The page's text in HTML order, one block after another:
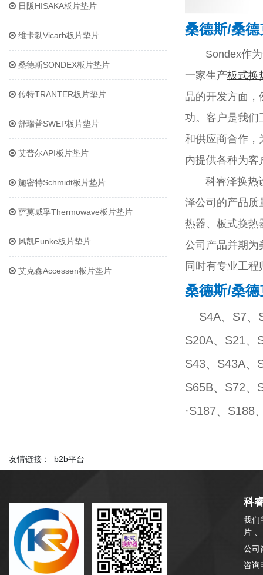
日阪HISAKA板片垫片
维卡勃Vicarb板片垫片
桑德斯SONDEX板片垫片
传特TRANTER板片垫片
舒瑞普SWEP板片垫片
艾普尔API板片垫片
施密特Schmidt板片垫片
萨莫威孚Thermowave板片垫片
风凯Funke板片垫片
艾克森Accessen板片垫片
桑德斯/桑德
Sondex作为
一家生产板式换
品的开发方面，
功。客户是我们
和供应商合作，
内提供各种为客
科睿泽换热
泽公司的产品质
热器、板式换热
公司产品并期为
同时有专业工
桑德斯/桑德
S4A、S7、
S20A、S21、
S43、S43A、
S65B、S72、
·S187、S188
友情链接： b2b平台
科
我们
片
公司
咨询